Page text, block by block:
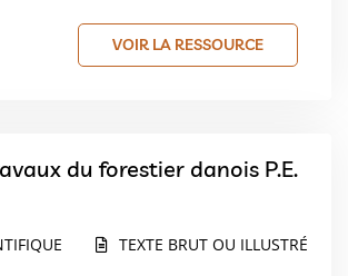
VOIR LA RESSOURCE
TEXTE BRUT OU ILLUSTRÉ